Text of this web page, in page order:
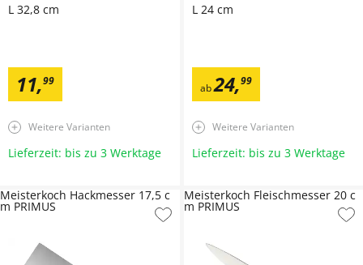
L 32,8 cm
11,99
Weitere Varianten
Lieferzeit: bis zu 3 Werktage
L 24 cm
ab24,99
Weitere Varianten
Lieferzeit: bis zu 3 Werktage
Meisterkoch Hackmesser 17,5 c
m PRIMUS
Meisterkoch Fleischmesser 20 c
m PRIMUS